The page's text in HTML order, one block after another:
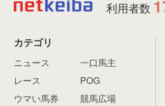
利用者数
カテゴリ
ニュース
レース
ウマい馬券
一口馬主
POG
競馬広場